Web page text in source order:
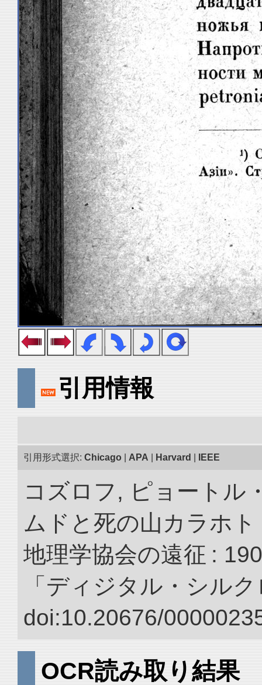
引用情報
引用形式選択: Chicago APA Harvard IEEE
コズロフ, ピョートル
ムドと死の山カラホ
地理学協会の遠征 :
「ディジタル・シル
doi:10.20676/
OCR読み取り結果